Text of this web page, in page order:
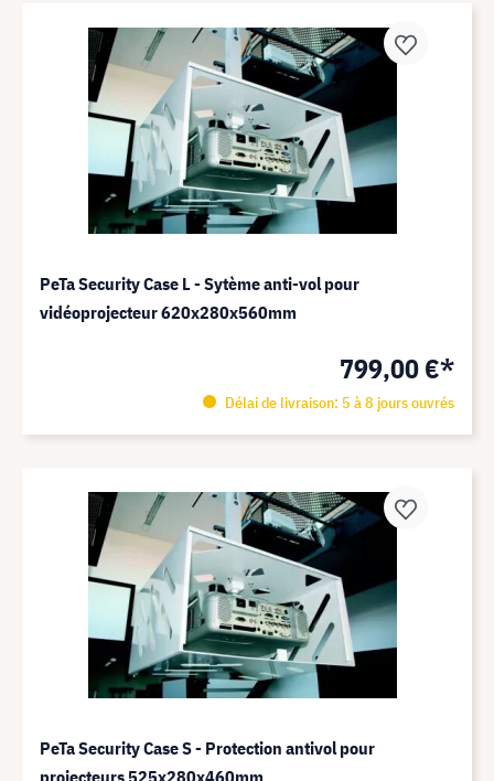
PeTa Security Case L - Sytème anti-vol pour
vidéoprojecteur 620x280x560mm
799,00 €*
Délai de livraison: 5 à 8 jours ouvrés
PeTa Security Case S - Protection antivol pour
projecteurs 525x280x460mm